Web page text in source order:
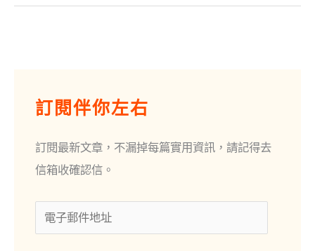
訂閱伴你左右
訂閱最新文章，不漏掉每篇實用資訊，請記得去
信箱收確認信。
子
件
地